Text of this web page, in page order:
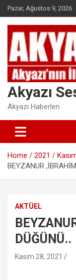
Skip
to
content
Pazar, Ağustos 9, 2026
Akyazı
Akyazı Haberleri
Home 2021
BEYZANUR
AKTÜEL
DÜĞÜNÜ..
Kasım 28, 2021